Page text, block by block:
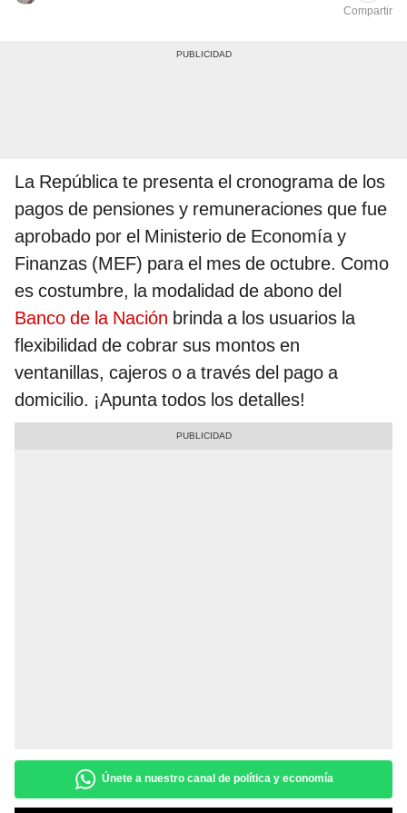
Compartir
La República te presenta el cronograma de los
pagos de pensiones y remuneraciones que fue
aprobado por el Ministerio de Economía y
Finanzas (MEF) para el mes de octubre. Como
es costumbre, la modalidad de abono del
Banco de la Nación brinda a los usuarios la
flexibilidad de cobrar sus montos en
ventanillas, cajeros o a través del pago a
domicilio. ¡Apunta todos los detalles!
Únete a nuestro canal de política y economía